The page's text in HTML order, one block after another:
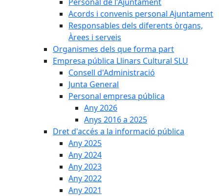
Acords i convenis personal Ajuntament
Responsables dels diferents òrgans,
Àrees i serveis
Organismes dels que forma part
Empresa pública Llinars Cultural SLU
Consell d'Administració
Junta General
Personal empresa pública
Any 2026
Anys 2016 a 2025
Dret d'accés a la informació pública
Any 2025
Any 2024
Any 2023
Any 2022
Any 2021